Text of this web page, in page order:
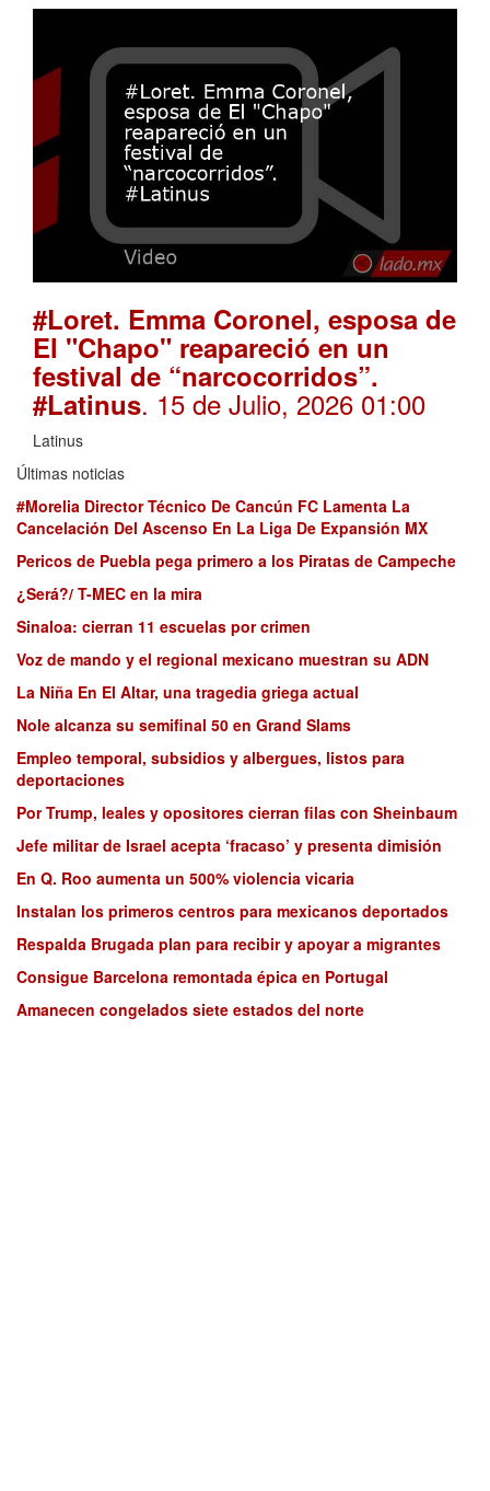
#Loret. Emma Coronel, esposa de
El "Chapo" reapareció en un
festival de “narcocorridos”.
#Latinus. 15 de Julio, 2026 01:00
Latinus
Últimas noticias
#Morelia Director Técnico De Cancún FC Lamenta La
Cancelación Del Ascenso En La Liga De Expansión MX
Pericos de Puebla pega primero a los Piratas de Campeche
¿Será?/ T-MEC en la mira
Sinaloa: cierran 11 escuelas por crimen
Voz de mando y el regional mexicano muestran su ADN
La Niña En El Altar, una tragedia griega actual
Nole alcanza su semifinal 50 en Grand Slams
Empleo temporal, subsidios y albergues, listos para
deportaciones
Por Trump, leales y opositores cierran filas con Sheinbaum
Jefe militar de Israel acepta ‘fracaso’ y presenta dimisión
En Q. Roo aumenta un 500% violencia vicaria
Instalan los primeros centros para mexicanos deportados
Respalda Brugada plan para recibir y apoyar a migrantes
Consigue Barcelona remontada épica en Portugal
Amanecen congelados siete estados del norte